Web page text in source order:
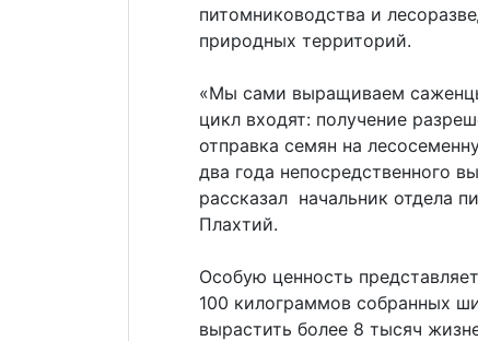
питомниководства и
природных территорий.
«Мы сами выращиваем
цикл входят: получение
отправка семян на
два года непосредственного
рассказал начальник отдела
Плахтий.
Особую ценность
100 килограммов собранных
вырастить более 8 тысяч